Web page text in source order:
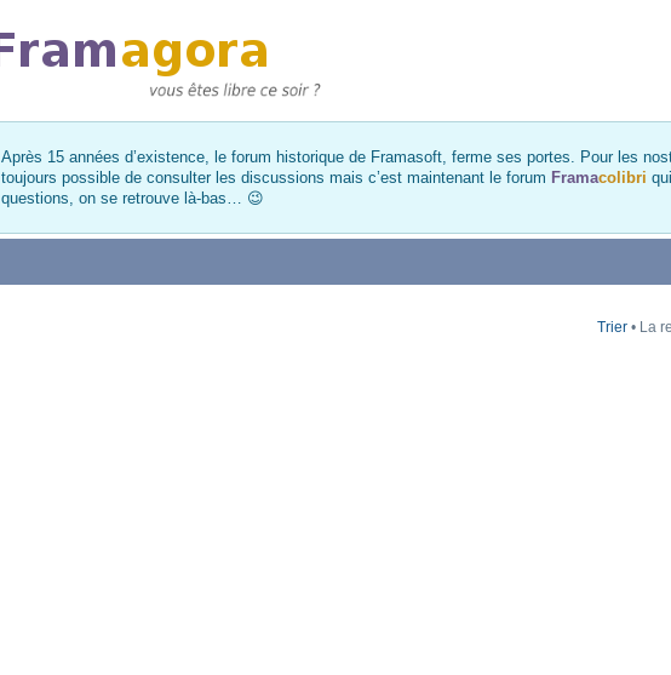
Après 15 années d’existence, le forum historique de Framasoft, ferme ses portes. Pour les
toujours possible de consulter les discussions mais c’est maintenant le forum Framacolibri
questions, on se retrouve là-bas… 😉
Trier • La